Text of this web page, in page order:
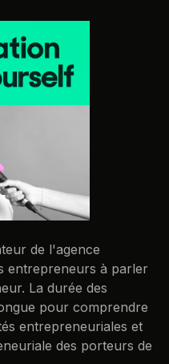
de l'agence
entrepreneurs à parler
La durée des
pour comprendre
entrepreneuriales et
des porteurs de